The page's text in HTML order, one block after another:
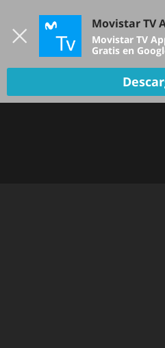
Movistar TV
Movistar TV
Gratis en